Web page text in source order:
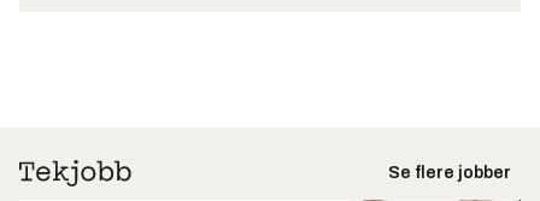
Se flere jobber